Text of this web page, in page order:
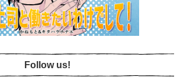
Follow us!